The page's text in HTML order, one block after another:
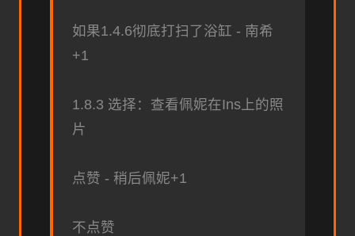
如果1.4.6彻底打扫了浴缸 - 南希
+1
1.8.3 选择：查看佩妮在Ins上的照
片
点赞 - 稍后佩妮+1
不点赞